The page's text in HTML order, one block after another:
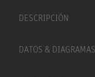
DESCRIPCIÓN
DATOS & DIAGRAMAS